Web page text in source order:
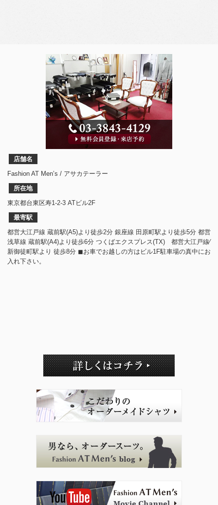
店舗名
Fashion AT Men’s / アサカテーラー
所在地
東京都台東区寿1-2-3 ATビル2F
最寄駅
都営大江戸線 蔵前駅(A5)より徒歩2分 銀座線 田原町駅より徒歩5分 都営
浅草線 蔵前駅(A4)より徒歩6分 つくばエクスプレス(TX) 都営大江戸線⁄
新御徒町駅より 徒歩8分 ◼︎お車でお越しの方はビル1F駐車場の真中にお
入れ下さい。